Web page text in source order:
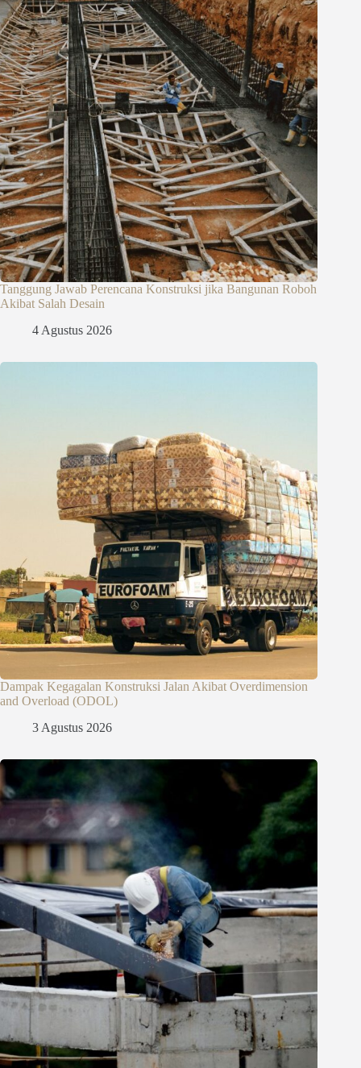
Tanggung Jawab Perencana Konstruksi jika Bangunan Roboh
Akibat Salah Desain
4 Agustus 2026
Dampak Kegagalan Konstruksi Jalan Akibat Overdimension
and Overload (ODOL)
3 Agustus 2026